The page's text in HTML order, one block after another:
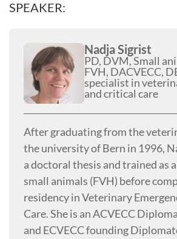
SPEAKER:
Nadja Sigrist
PD, DVM, Small
FVH, DACVECC,
specialist in
and critical care
After graduating from the
the university of Bern in 1996,
a doctoral thesis and trained as
small animals (FVH) before
residency in Veterinary
Care. She is an ACVECC
and ECVECC founding